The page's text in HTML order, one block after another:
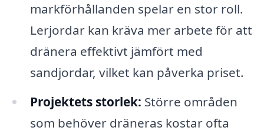
markförhållanden spelar en stor roll.
Lerjordar kan kräva mer arbete för att
dränera effektivt jämfört med
sandjordar, vilket kan påverka priset.
Projektets storlek: Större områden
som behöver dräneras kostar ofta